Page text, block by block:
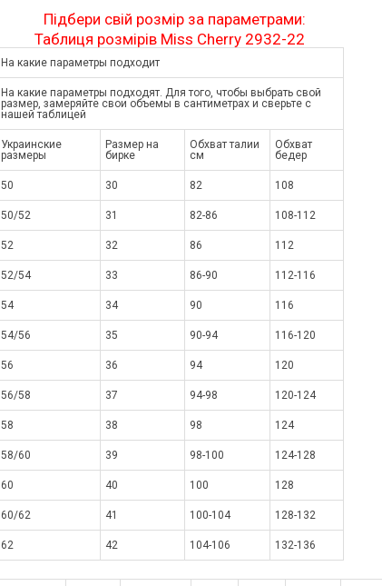
Підбери свій розмір за параметрами:
Таблиця розмірів Miss Cherry 2932-22
На какие параметры подходит
На какие параметры подходят. Для того, чтобы выбрать свой
размер, замеряйте свои объемы в сантиметрах и сверьте с
нашей таблицей
Украинские
размеры
Размер на
бирке
Обхват талии
см
Обхват
бедер
50 30 82 108
50/52 31 82-86 108-112
52 32 86 112
52/54 33 86-90 112-116
54 34 90 116
54/56 35 90-94 116-120
56 36 94 120
56/58 37 94-98 120-124
58 38 98 124
58/60 39 98-100 124-128
60 40 100 128
60/62 41 100-104 128-132
62 42 104-106 132-136